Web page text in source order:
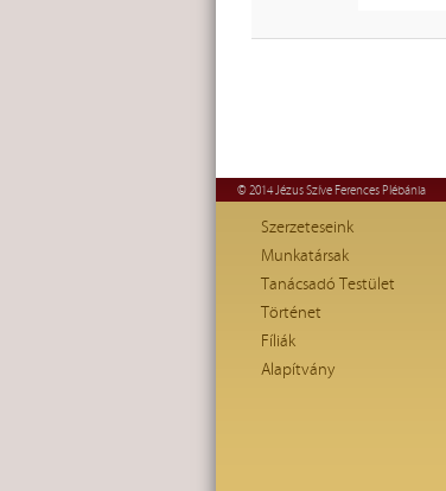
© 2014 Jézus Szíve Ferences Plébánia
Szerzeteseink
Munkatársak
Tanácsadó Testület
Történet
Fíliák
Alapítvány